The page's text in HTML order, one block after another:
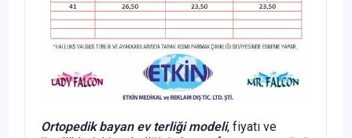
Ortopedik bayan ev terliği modeli, fiyatı ve